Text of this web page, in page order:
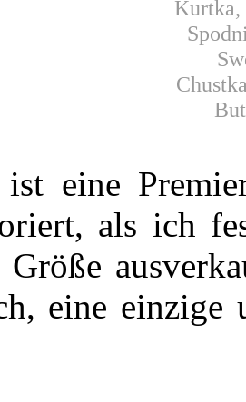
ist eine
als ich
eine einzige